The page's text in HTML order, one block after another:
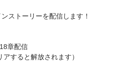
ストーリーを配信します！
章配信
すると解放されます）